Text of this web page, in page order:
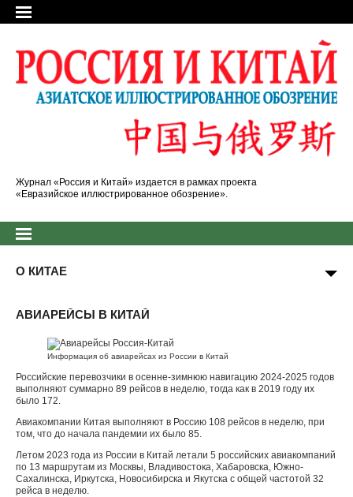
Журнал «Россия и Китай» издается в рамках проекта
«Евразийское иллюстрированное обозрение».
О КИТАЕ
АВИАРЕЙСЫ В КИТАЙ
Информация об авиарейсах из России в Китай
Российские перевозчики в осенне-зимнюю навигацию 2024-2025 годов
выполняют суммарно 89 рейсов в неделю, тогда как в 2019 году их
было 172.
Авиакомпании Китая выполняют в Россию 108 рейсов в неделю, при
том, что до начала пандемии их было 85.
Летом 2023 года из России в Китай летали 5 российских авиакомпаний
по 13 маршрутам из Москвы, Владивостока, Хабаровска, Южно-
Сахалинска, Иркутска, Новосибирска и Якутска с общей частотой 32
рейса в неделю.